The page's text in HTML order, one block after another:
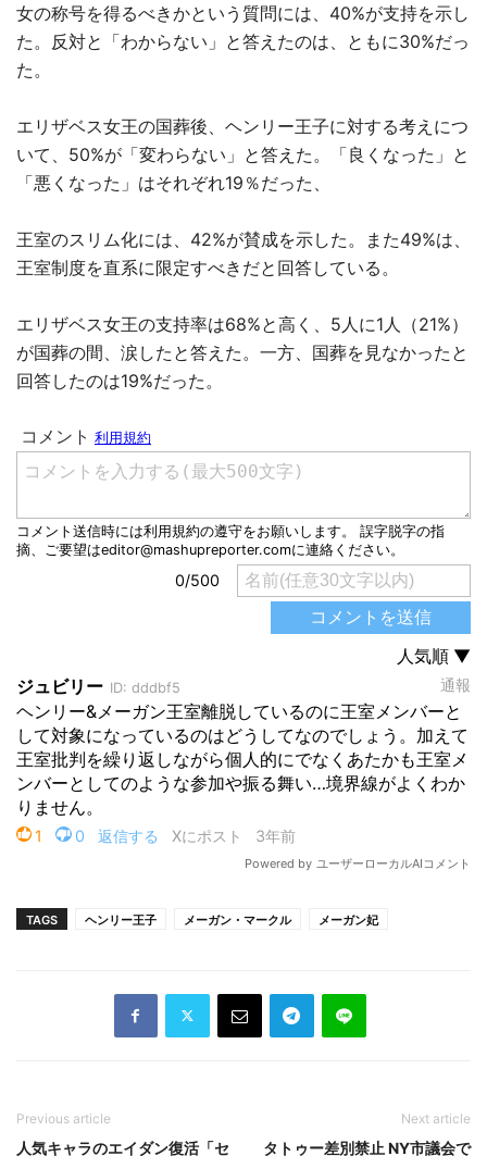
女の称号を得るべきかという質問には、40%が支持を示し
た。反対と「わからない」と答えたのは、ともに30%だっ
た。
エリザベス女王の国葬後、ヘンリー王子に対する考えにつ
いて、50%が「変わらない」と答えた。「良くなった」と
「悪くなった」はそれぞれ19％だった、
王室のスリム化には、42%が賛成を示した。また49%は、
王室制度を直系に限定すべきだと回答している。
エリザベス女王の支持率は68%と高く、5人に1人（21%）
が国葬の間、涙したと答えた。一方、国葬を見なかったと
回答したのは19%だった。
TAGS ヘンリー王子 メーガン・マークル メーガン妃
Previous article
人気キャラのエイダン復活「セ
Next article
タトゥー差別禁止 NY市議会で